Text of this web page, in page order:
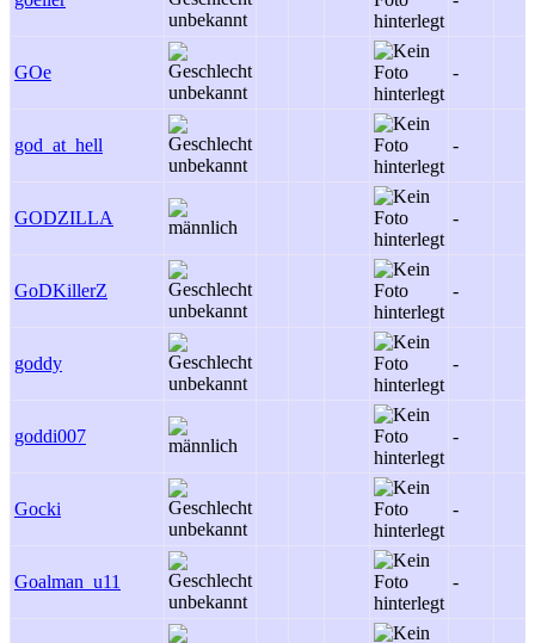
GOe -
god_at_hell -
GODZILLA -
GoDKillerZ -
goddy -
goddi007 -
Gocki -
Goalman_u11 -